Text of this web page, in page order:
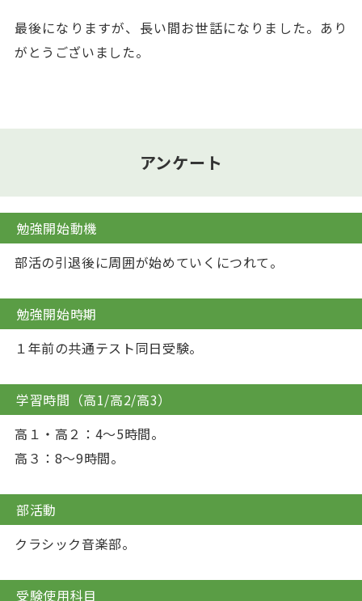
最後になりますが、長い間お世話になりました。あり
がとうございました。
アンケート
勉強開始動機
部活の引退後に周囲が始めていくにつれて。
勉強開始時期
１年前の共通テスト同日受験。
学習時間（高1/高2/高3）
高１・高２：4～5時間。
高３：8～9時間。
部活動
クラシック音楽部。
受験使用科目